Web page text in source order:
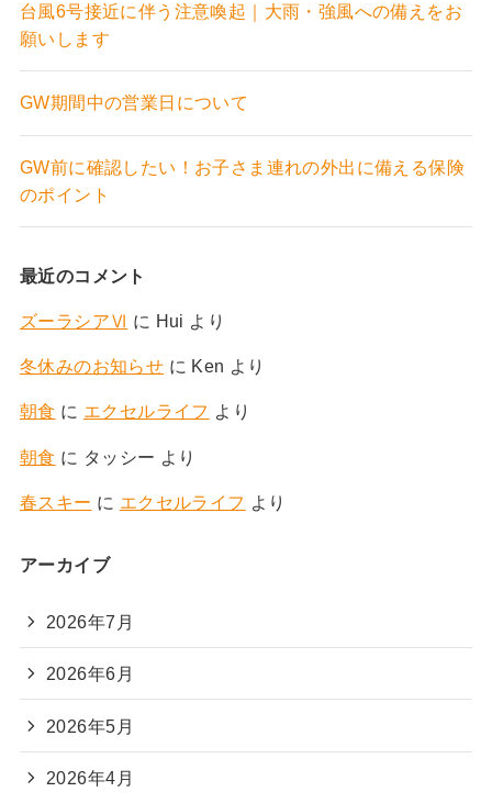
台風6号接近に伴う注意喚起｜大雨・強風への備えをお
願いします
GW期間中の営業日について
GW前に確認したい！お子さま連れの外出に備える保険
のポイント
最近のコメント
ズーラシアⅥ に Hui より
冬休みのお知らせ に Ken より
朝食 に エクセルライフ より
朝食 に タッシー より
春スキー に エクセルライフ より
アーカイブ
2026年7月
2026年6月
2026年5月
2026年4月